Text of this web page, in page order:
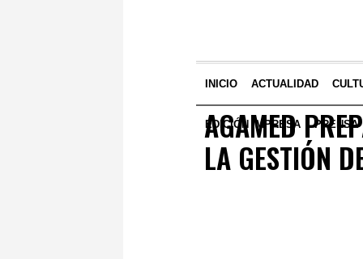
INICIO ACTUALIDAD
EDICIÓN IMPRESA PRENSA
AGAMED
LA GESTIÓN